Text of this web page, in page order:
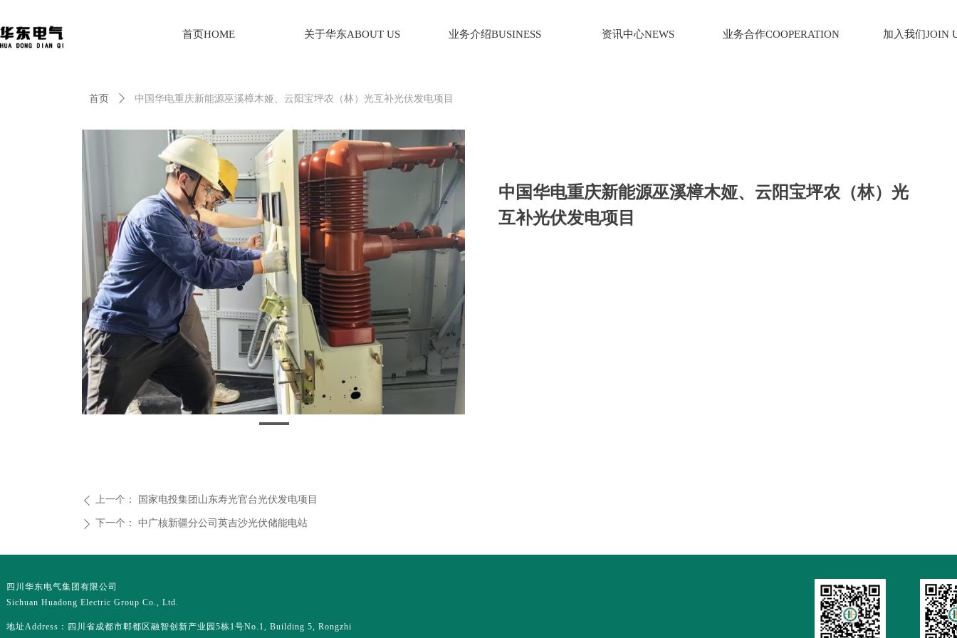
首页HOME 关于华东ABOUT US 业务介绍BUSINESS 资讯中心NEWS 业务合作COOPERATION 加入我们JOIN
首页 ꄲ 中国华电重庆新能源巫溪樟木娅、云阳宝坪农（林）光互补光伏发电项目
中国华电重庆新能源巫溪樟木娅、云阳宝坪农（林）光
互补光伏发电项目
ꄴ 上一个： 国家电投集团山东寿光官台光伏发电项目
ꄲ 下一个： 中广核新疆分公司英吉沙光伏储能电站
四川华东电气集团有限公司
Sichuan Huadong Electric Group Co., Ltd.
地址Address：四川省成都市郫都区融智创新产业园5栋1号No.1, Building 5, Rongzhi